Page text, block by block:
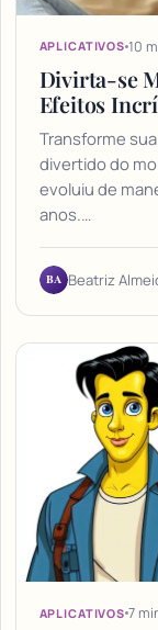
APLICATIVOS 10
Divirta-se
Efeitos
Transforme
divertido do
evoluiu de
anos.…
BA Beatriz
APLICATIVOS 7